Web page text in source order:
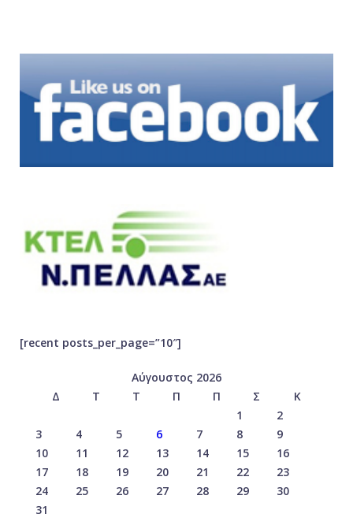
[recent posts_per_page=”10″]
Αύγουστος 2026
Δ
Τ Τ Π Π Σ
Κ
1
2
3
4 5 6 7 8
9
10
11 12 13 14 15
16
17
18 19 20 21 22
23
24
25 26 27 28 29
30
31